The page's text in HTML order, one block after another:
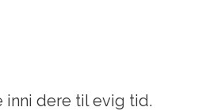
inni dere til evig tid.